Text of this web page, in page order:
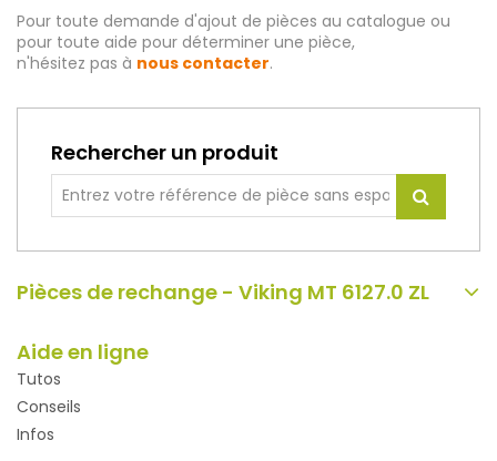
Pour toute demande d'ajout de pièces au catalogue ou
pour toute aide pour déterminer une pièce,
n'hésitez pas à nous contacter.
Rechercher un produit
Pièces de rechange - Viking MT 6127.0 ZL
Aide en ligne
Tutos
Conseils
Infos